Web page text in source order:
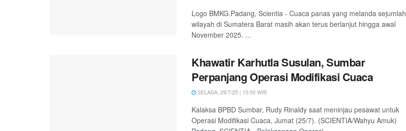
Logo BMKG.Padang, Scientia - Cuaca panas yang melanda sejumlah
wilayah di Sumatera Barat masih akan terus berlanjut hingga awal
November 2025. ...
Khawatir Karhutla Susulan, Sumbar
Perpanjang Operasi Modifikasi Cuaca
SELASA, 29/7/25 | 15:50 WIB
Kalaksa BPBD Sumbar, Rudy Rinaldy saat meninjau pesawat untuk
Operasi Modifikasi Cuaca, Jumat (25/7). (SCIENTIA/Wahyu Amuk)